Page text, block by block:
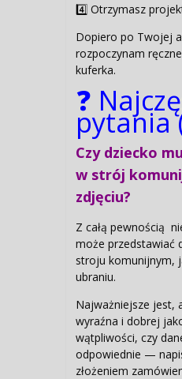
4️⃣ Otrzymasz
Dopiero po Twojej
rozpoczynam
kuferka.
❓
pytania
Czy dziecko
w strój
zdjęciu?
Z całą pewnością
może przedstawiać
stroju komunijnym,
ubraniu.
Najważniejsze jest,
wyraźna i dobrej
wątpliwości, czy
odpowiednie —
złożeniem